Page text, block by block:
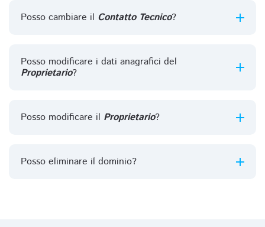
Posso cambiare il Contatto Tecnico?
Posso modificare i dati anagrafici del
Proprietario?
Posso modificare il Proprietario?
Posso eliminare il dominio?